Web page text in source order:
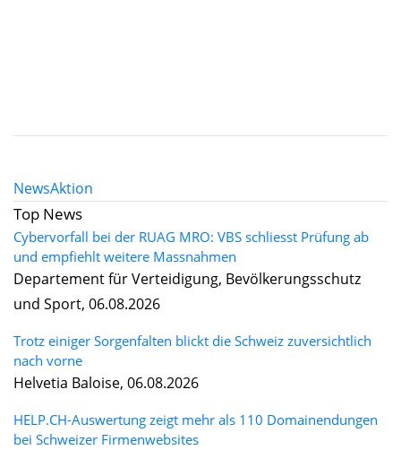
NewsAktion
Top News
Cybervorfall bei der RUAG MRO: VBS schliesst Prüfung ab
und empfiehlt weitere Massnahmen
Departement für Verteidigung, Bevölkerungsschutz
und Sport, 06.08.2026
Trotz einiger Sorgenfalten blickt die Schweiz zuversichtlich
nach vorne
Helvetia Baloise, 06.08.2026
HELP.CH-Auswertung zeigt mehr als 110 Domainendungen
bei Schweizer Firmenwebsites